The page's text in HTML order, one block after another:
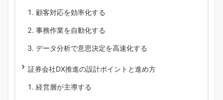
顧客対応を効率化する
事務作業を自動化する
データ分析で意思決定を高速化する
証券会社DX推進の設計ポイントと進め方
経営層が主導する